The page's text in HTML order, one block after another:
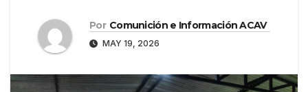
Por Comunición e Información ACAV
MAY 19, 2026